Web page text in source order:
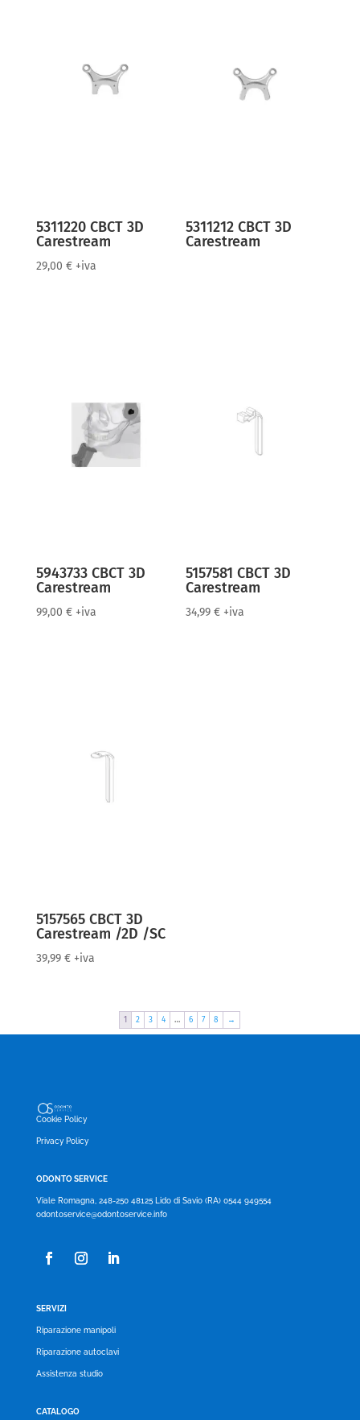
5311220 CBCT 3D
Carestream
29,00 € +iva
5311212 CBCT 3D
Carestream
5943733 CBCT 3D
Carestream
99,00 € +iva
5157581 CBCT 3D
Carestream
34,99€ +iva
5157565 CBCT 3D
Carestream /2D /SC
39,99 € +iva
1 2 3 4 … 6 7 8 →
Cookie Policy
Privacy Policy
ODONTO SERVICE
Viale Romagna, 248-250 48125 Lido di Savio (RA) 0544 949554
odontoservice@odontoservice.info
SERVIZI
Riparazione manipoli
Riparazione autoclavi
Assistenza studio
CATALOGO